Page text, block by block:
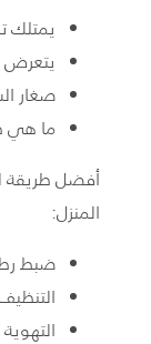
يمتلك
يتعرض
صغار
ما هي
أفضل طريقة
المنزل:
ضبط